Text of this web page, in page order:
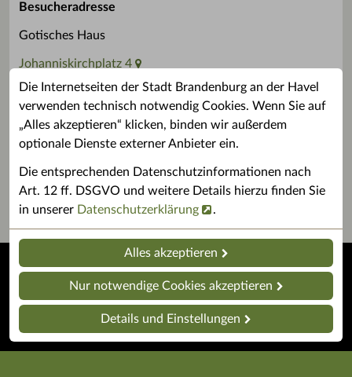
Die Internetseiten der Stadt Brandenburg an der Havel
verwenden technisch notwendig Cookies. Wenn Sie auf
„Alles akzeptieren“ klicken, binden wir außerdem
optionale Dienste externer Anbieter ein.
Die entsprechenden Datenschutzinformationen nach
Art. 12 ff. DSGVO und weitere Details hierzu finden Sie
in unserer Datenschutzerklärung .
Alles akzeptieren
Nur notwendige Cookies akzeptieren
Details und Einstellungen
Besucheradresse
Gotisches Haus
Johanniskirchplatz 4
14770 Brandenburg an der Havel
Für konkrete Fragen finden Sie hier Ihre
Ansprechpartner*innen
facebook
Instagram
Startseite Barrierefreiheit
Datenschutz
English Version